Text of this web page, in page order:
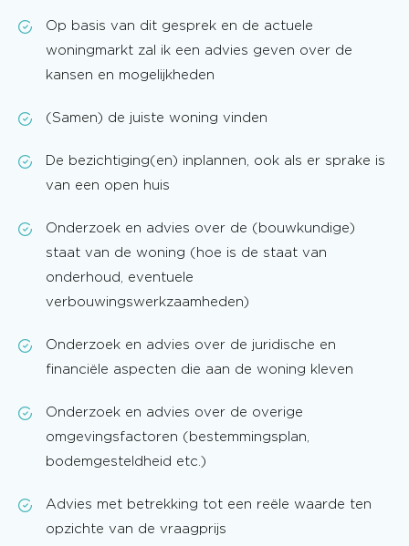
Op basis van dit gesprek en de actuele
woningmarkt zal ik een advies geven over de
kansen en mogelijkheden
(Samen) de juiste woning vinden
De bezichtiging(en) inplannen, ook als er sprake is
van een open huis
Onderzoek en advies over de (bouwkundige)
staat van de woning (hoe is de staat van
onderhoud, eventuele
verbouwingswerkzaamheden)
Onderzoek en advies over de juridische en
financiële aspecten die aan de woning kleven
Onderzoek en advies over de overige
omgevingsfactoren (bestemmingsplan,
bodemgesteldheid etc.)
Advies met betrekking tot een reële waarde ten
opzichte van de vraagprijs